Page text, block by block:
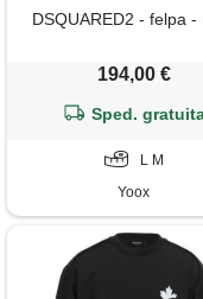
DSQUARED2 - felpa -
194,00 €
Sped.
L M
Yoox